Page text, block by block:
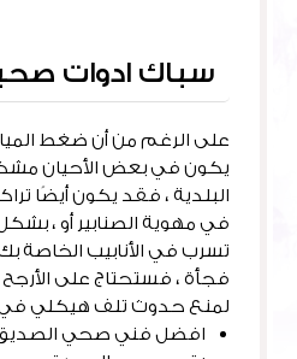
سباك ادوات
على الرغم من أن ضغط
يكون في بعض الأحيان
البلدية ، فقد يكون أيضًا
في مهوية الصنابير أو ،
تسرب في الأنابيب الخاصة
فجأة ، فستحتاج على
لمنع حدوث تلف هيكلي في
افضل فني صحي